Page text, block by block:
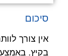
סיכום
אין צורך
בקיץ.